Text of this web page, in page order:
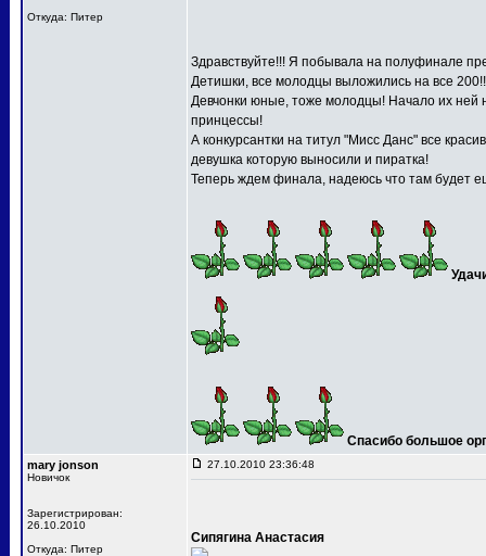
Откуда: Питер
Здравствуйте!!! Я побывала на полуфинале
Детишки, все молодцы выложились на все
Девчонки юные, тоже молодцы! Начало их ней
принцессы!
А конкурсантки на титул "Мисс Данс" все
девушка которую выносили и пиратка!
Теперь ждем финала, надеюсь что там будет
Спасибо большое
mary jonson
Новичок
Зарегистрирован:
26.10.2010
Откуда: Питер
27.10.2010 23:36:48
Сипягина Анастасия